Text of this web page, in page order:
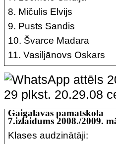
8. Mičulis Elvijs
9. Pusts Sandis
10. Švarce Madara
11. Vasiljānovs Oskars
Gaigalavas pamatskola
7.izlaidums 2008./2009.
Klases audzinātāji: